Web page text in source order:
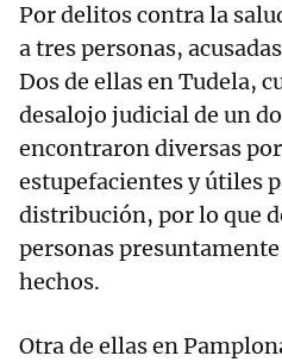
Por delitos contra la
a tres personas,
Dos de ellas en Tudela,
desalojo judicial de un
encontraron diversas
estupefacientes y útiles
distribución, por lo que
personas
hechos.
Otra de ellas en